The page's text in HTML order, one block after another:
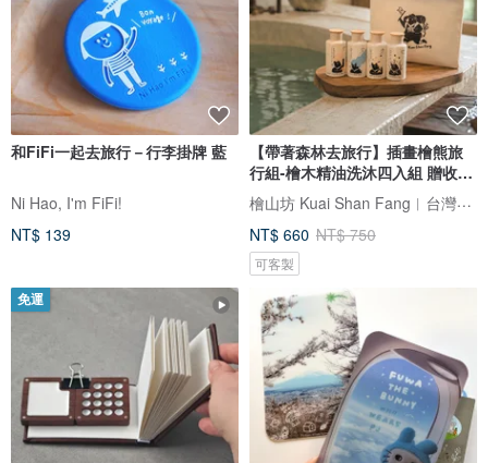
和FiFi一起去旅行－行李掛牌 藍
Ni Hao, I'm FiFi!
NT$ 139
【帶著森林去旅行】插畫檜熊旅
行組-檜木精油洗沐四入組 贈收納
袋
檜山坊 Kuai Shan Fang︱台灣檜木香氛領導品牌，療癒森林
NT$ 660 NT$ 750
可客製
免運